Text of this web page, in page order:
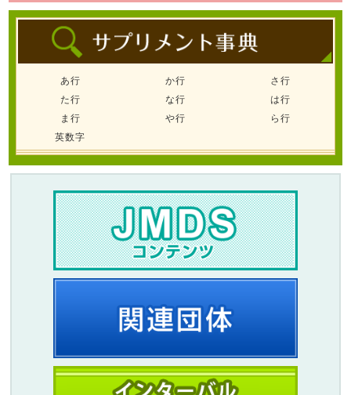
あ行 か行
さ行
た行
な行
は行
ま行
や行
ら行
英数字